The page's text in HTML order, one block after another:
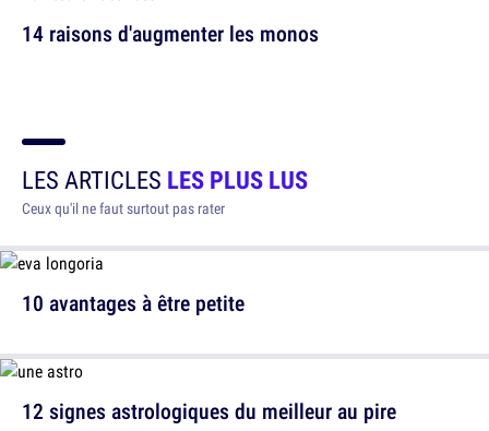
14 raisons d'augmenter les monos
LES ARTICLES LES PLUS LUS
Ceux qu'il ne faut surtout pas rater
10 avantages à être petite
12 signes astrologiques du meilleur au pire